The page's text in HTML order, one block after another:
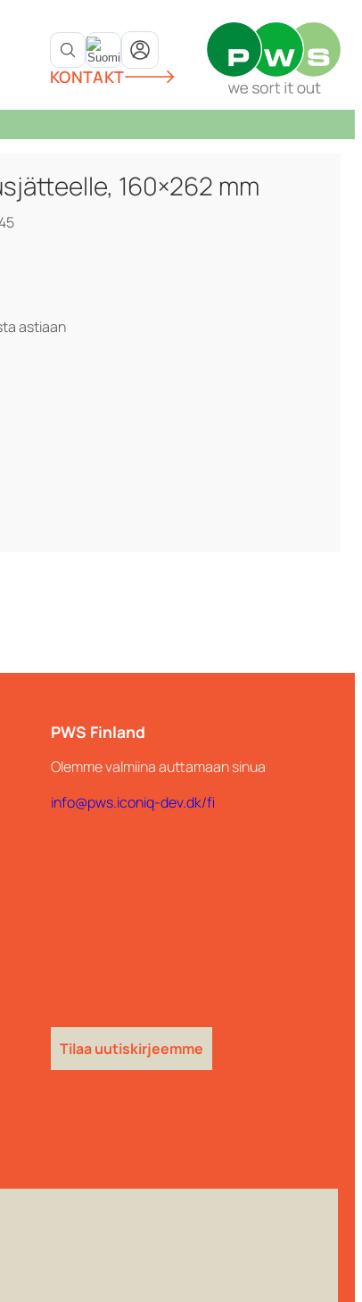
KONTAKT
160×262 mm
astiaan
PWS Finland
Olemme valmiina auttamaan sinua
info@pws.iconiq-dev.dk/fi
Tilaa uutiskirjeemme